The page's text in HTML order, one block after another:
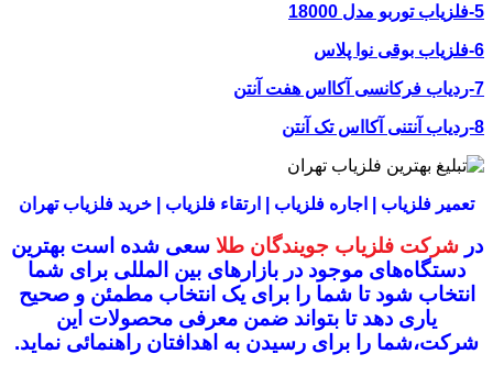
5-فلزیاب توربو مدل 18000
6-فلزیاب بوقی نوا پلاس
7-ردیاب فرکانسی آکااس هفت آنتن
8-ردیاب آنتنی آکااس تک آنتن
تعمیر فلزیاب | اجاره فلزیاب | ارتقاء فلزیاب | خرید فلزیاب تهران
در شرکت فلزیاب جویندگان طلا سعی شده است بهترین
دستگاه‌های موجود در بازار‌های بین المللی برای شما
انتخاب شودتا شما را برای یک انتخاب مطمئن و صحیح
یاری دهد تا بتواند ضمن معرفی محصولات این
شرکت،شما را برای رسیدن به اهدافتان راهنمائی نماید.